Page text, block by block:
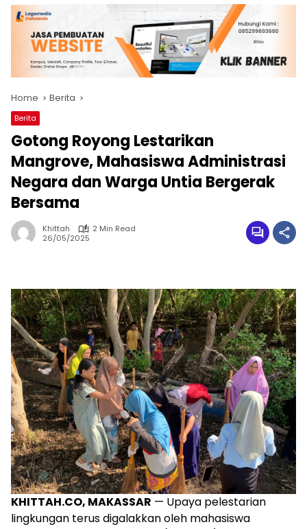
Home Berita
Berita
Gotong Royong Lestarikan
Mangrove, Mahasiswa Administrasi
Negara dan Warga Untia Bergerak
Bersama
Khittah
2 Min Read
26/05/2025
KHITTAH.CO, MAKASSAR — Upaya pelestarian
lingkungan terus digalakkan oleh mahasiswa